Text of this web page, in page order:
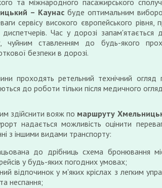
та міжнародного пасажирського
– Каунас буде оптимальним
сервісу високого європейського рівня,
диспетчерів. Час у дорозі
чуйним ставленням до будь-якого
безпеки в дорозі.
проходять ретельний технічний огляд
до роботи тільки після медичного
здійснити вояж по маршруту
надається можливість оцінити
з іншими видами транспорту:
до дрібниць схема бронювання
у будь-яких погодних умовах;
відпочинок у м'яких кріслах з легким
неспання;